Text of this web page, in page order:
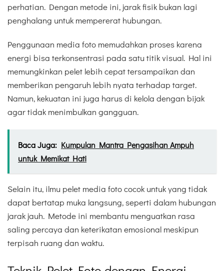
perhatian. Dengan metode ini, jarak fisik bukan lagi
penghalang untuk mempererat hubungan.
Penggunaan media foto memudahkan proses karena
energi bisa terkonsentrasi pada satu titik visual. Hal ini
memungkinkan pelet lebih cepat tersampaikan dan
memberikan pengaruh lebih nyata terhadap target.
Namun, kekuatan ini juga harus di kelola dengan bijak
agar tidak menimbulkan gangguan.
Baca Juga: Kumpulan Mantra Pengasihan Ampuh
untuk Memikat Hati
Selain itu, ilmu pelet media foto cocok untuk yang tidak
dapat bertatap muka langsung, seperti dalam hubungan
jarak jauh. Metode ini membantu menguatkan rasa
saling percaya dan keterikatan emosional meskipun
terpisah ruang dan waktu.